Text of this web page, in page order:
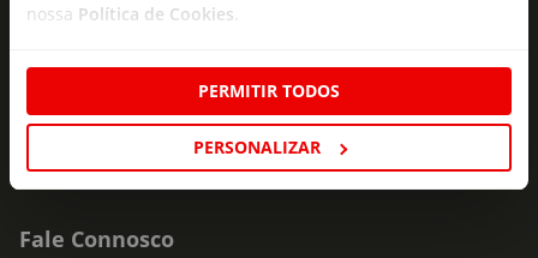
nossa Política de Cookies
PERMITIR TODOS
PERSONALIZAR
Insira o seu e-
Fale Connosco